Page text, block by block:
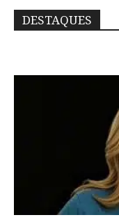
DESTAQUES